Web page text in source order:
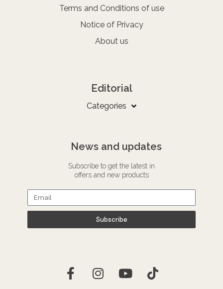
Terms and Conditions of use
Notice of Privacy
About us
Editorial
Categories
News and updates
Subscribe to get the latest in
offers and new products
Subscribe